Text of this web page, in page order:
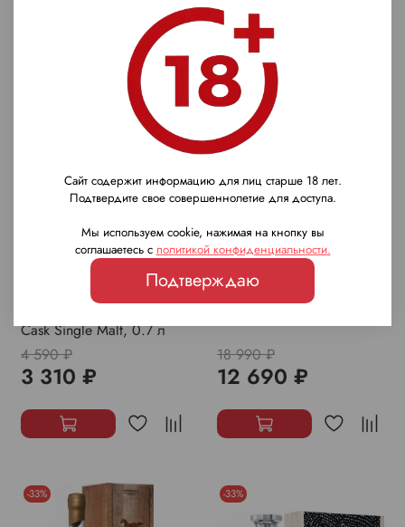
Cask Single Malt, 0.7 л
4 590 ₽
3 310 ₽
18 990 ₽
12 690 ₽
-33% -33%
Сайт содержит информацию для лиц старше 18 лет.
Подтвердите свое совершеннолетие для доступа.
Мы используем cookie, нажимая на кнопку вы
соглашаетесь с политикой конфиденциальности.
Подтверждаю